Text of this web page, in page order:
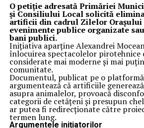
O petiție adresată Primăriei
și Consiliului Local solicită
artificii din cadrul Zilelor Orașului
evenimente publice organizate
bani publici.
Inițiativa aparține Alexandrei
înlocuirea spectacolelor pirotehnice
considerate mai moderne și mai
comunitate.
Documentul, publicat pe o
argumentează că artificiile
asupra animalelor, provoacă
categorii de cetățeni și presupun
ar putea fi redirecționate către
termen lung.
Argumentele inițiatorilor